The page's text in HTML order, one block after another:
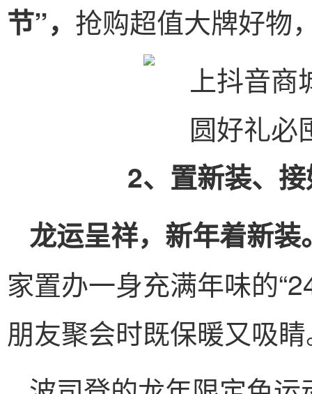
节”， 抢购超值大牌好物
2、置新装、
龙运呈祥，新年着新装
家置办一身充满年味的
朋友聚会时既保暖又吸